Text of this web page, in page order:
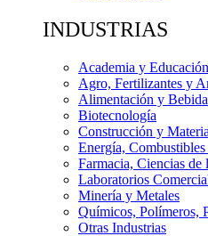
INDUSTRIAS
Academia y Educación
Agro, Fertilizantes y
Alimentación y
Biotecnología
Construcción y
Energía,
Farmacia, Ciencias de
Laboratorios
Minería y Metales
Químicos, Polímeros,
Otras Industrias